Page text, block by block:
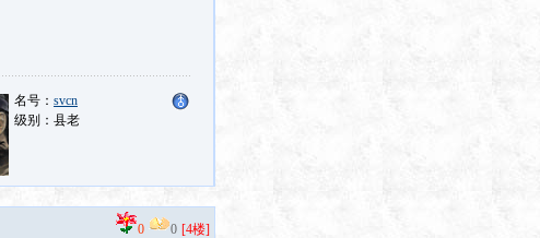
名号： svcn
级别：县老
0 0 [4楼]